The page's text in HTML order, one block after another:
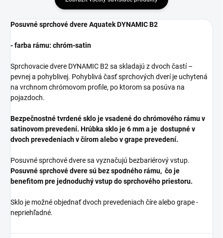
Posuvné sprchové dvere Aquatek DYNAMIC B2
- farba rámu: chróm-satin
Sprchovacie dvere DYNAMIC B2 sa skladajú z dvoch častí –
pevnej a pohyblivej. Pohyblivá časť sprchových dverí je uchytená
na vrchnom chrómovom profile, po ktorom sa posúva na
pojazdoch.
Bezpečnostné tvrdené sklo je vsadené do chrómového rámu v
satinovom prevedení. Hrúbka sklo je 6 mm a je dostupné v
dvoch prevedeniach v čírom alebo v grape prevedení.
Posuvné sprchové dvere sa vyznačujú bezbariérový vstup.
Posuvné sprchové dvere sú bez spodného rámu, čo je
benefitom pre jednoduchý vstup do sprchového priestoru.
Sklo je možné objednať dvoch prevedeniach číre alebo grape -
nepriehľadné.